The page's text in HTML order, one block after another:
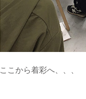
ここから着彩へ、、、